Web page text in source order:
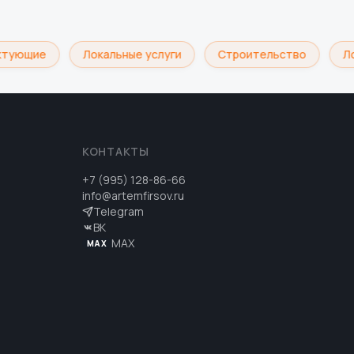
Локальные услуги Строительство
КОНТАКТЫ
+7 (995) 128-86-66
info@artemfirsov.ru
Telegram
ВК
MAX MAX